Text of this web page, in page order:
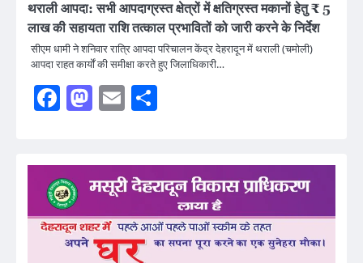
थराली आपदा: सभी आपदाग्रस्त क्षेत्रों में क्षतिग्रस्त मकानों हेतु ₹ 5
लाख की सहायता राशि तत्काल प्रभावितों को जारी करने के निर्देश
सीएम धामी ने शनिवार रात्रि आपदा परिचालन केंद्र देहरादून में थराली (चमोली)
आपदा राहत कार्यों की समीक्षा करते हुए जिलाधिकारी…
Facebook
Mastodon
Email